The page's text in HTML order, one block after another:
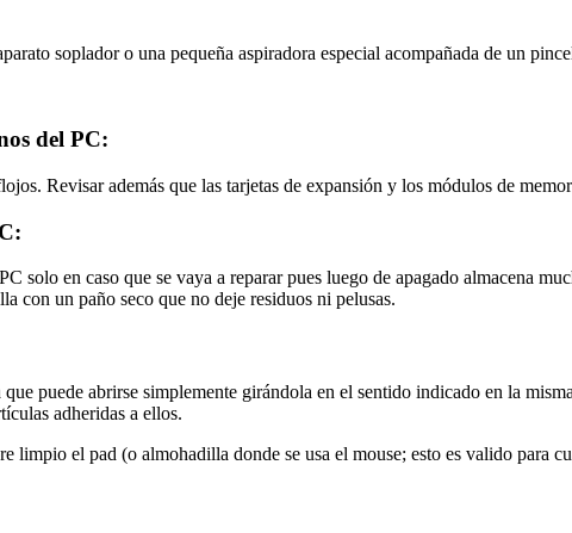
soplador o una pequeña aspiradora especial acompañada de un
del PC:
Revisar además que las tarjetas de expansión y los módulos de
solo en caso que se vaya a reparar pues luego de apagado almacena
con un paño seco que no deje residuos ni pelusas.
puede abrirse simplemente girándola en el sentido indicado en la
adheridas a ellos.
limpio el pad (o almohadilla donde se usa el mouse; esto es valido para